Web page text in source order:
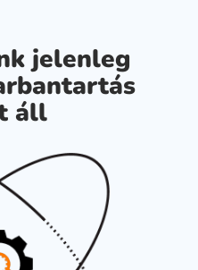
jelenleg
áll